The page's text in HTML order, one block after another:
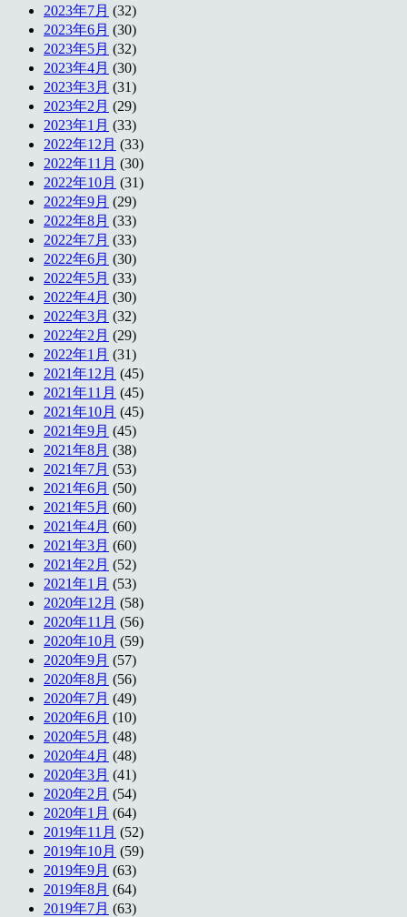
2023年7月 (32)
2023年6月 (30)
2023年5月 (32)
2023年4月 (30)
2023年3月 (31)
2023年2月 (29)
2023年1月 (33)
2022年12月 (33)
2022年11月 (30)
2022年10月 (31)
2022年9月 (29)
2022年8月 (33)
2022年7月 (33)
2022年6月 (30)
2022年5月 (33)
2022年4月 (30)
2022年3月 (32)
2022年2月 (29)
2022年1月 (31)
2021年12月 (45)
2021年11月 (45)
2021年10月 (45)
2021年9月 (45)
2021年8月 (38)
2021年7月 (53)
2021年6月 (50)
2021年5月 (60)
2021年4月 (60)
2021年3月 (60)
2021年2月 (52)
2021年1月 (53)
2020年12月 (58)
2020年11月 (56)
2020年10月 (59)
2020年9月 (57)
2020年8月 (56)
2020年7月 (49)
2020年6月 (10)
2020年5月 (48)
2020年4月 (48)
2020年3月 (41)
2020年2月 (54)
2020年1月 (64)
2019年11月 (52)
2019年10月 (59)
2019年9月 (63)
2019年8月 (64)
2019年7月 (63)